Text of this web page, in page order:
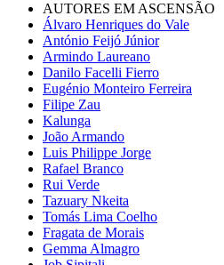
AUTORES EM ASCENSÃO
Álvaro Henriques do Vale
António Feijó Júnior
Armindo Laureano
Danilo Facelli Fierro
Eugénio Monteiro Ferreira
Filipe Zau
Kalunga
João Armando
Luis Philippe Jorge
Rafael Branco
Rui Verde
Tazuary Nkeita
Tomás Lima Coelho
Fragata de Morais
Gemma Almagro